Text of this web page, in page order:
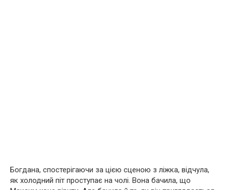
Богдана, спостерігаючи за цією сценою з ліжка, відчула,
як холодний піт проступає на чолі. Вона бачила, що